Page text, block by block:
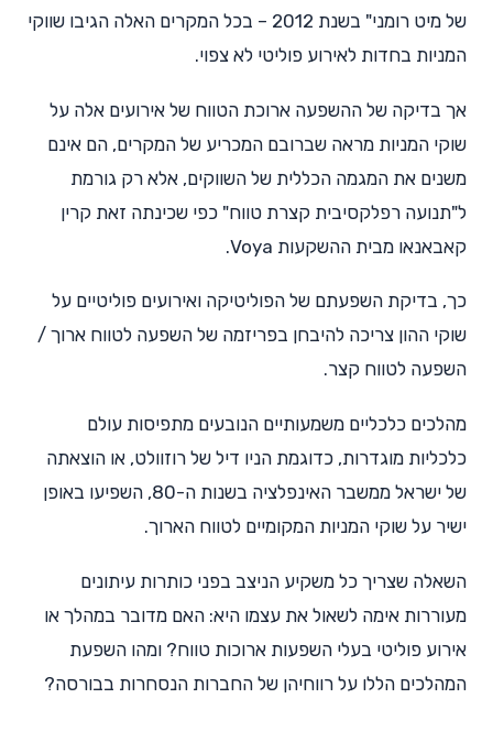
של מיט רומני" בשנת 2012 – בכל המקרים האלה הגיבו שווקי
המניות בחדות לאירוע פוליטי לא צפוי.
אך בדיקה של ההשפעה ארוכת הטווח של אירועים אלה על
שוקי המניות מראה שברובם המכריע של המקרים, הם אינם
משנים את המגמה הכללית של השווקים, אלא רק גורמת
ל"תנועה רפלקסיבית קצרת טווח" כפי שכינתה זאת קרין
קאבאנאו מבית ההשקעות Voya.
כך, בדיקת השפעתם של הפוליטיקה ואירועים פוליטיים על
שוקי ההון צריכה להיבחן בפריזמה של השפעה לטווח ארוך /
השפעה לטווח קצר.
מהלכים כלכליים משמעותיים הנובעים מתפיסות עולם
כלכליות מוגדרות, כדוגמת הניו דיל של רוזוולט, או הוצאתה
של ישראל ממשבר האינפלציה בשנות ה-80, השפיעו באופן
ישיר על שוקי המניות המקומיים לטווח הארוך.
השאלה שצריך כל משקיע הניצב בפני כותרות עיתונים
מעוררות אימה לשאול את עצמו היא: האם מדובר במהלך או
אירוע פוליטי בעלי השפעות ארוכות טווח? ומהו השפעת
המהלכים הללו על רווחיהן של החברות הנסחרות בבורסה?